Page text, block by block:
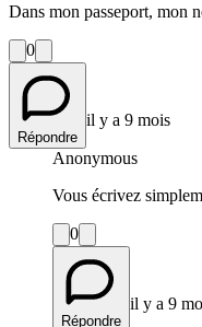
Dans mon passeport, mon
0
Répondre
il y a 9 mois
Anonymous
Vous écrivez
0
Répondre
il y a 9